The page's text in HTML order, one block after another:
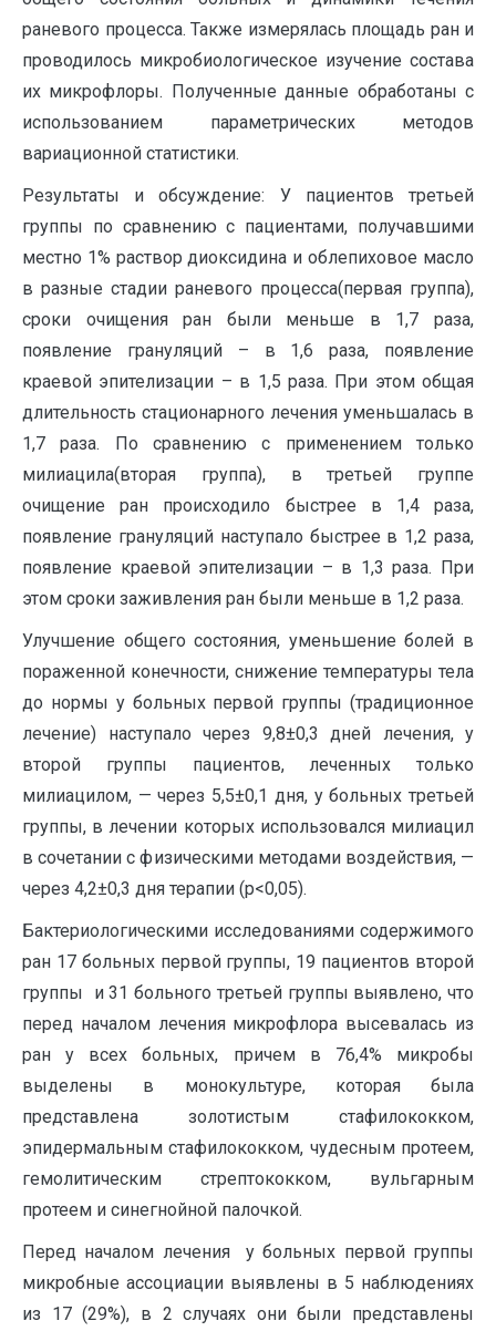
раневого процесса. Также измерялась площадь ран и
проводилось микробиологическое изучение состава
их микрофлоры. Полученные данные обработаны с
использованием параметрических методов
вариационной статистики.
Результаты и обсуждение: У пациентов третьей
группы по сравнению с пациентами, получавшими
местно 1% раствор диоксидина и облепиховое масло
в разные стадии раневого процесса(первая группа),
сроки очищения ран были меньше в 1,7 раза,
появление грануляций – в 1,6 раза, появление
краевой эпителизации – в 1,5 раза. При этом общая
длительность стационарного лечения уменьшалась в
1,7 раза. По сравнению с применением только
милиацила(вторая группа), в третьей группе
очищение ран происходило быстрее в 1,4 раза,
появление грануляций наступало быстрее в 1,2 раза,
появление краевой эпителизации – в 1,3 раза. При
этом сроки заживления ран были меньше в 1,2 раза.
Улучшение общего состояния, уменьшение болей в
пораженной конечности, снижение температуры тела
до нормы у больных первой группы (традиционное
лечение) наступало через 9,8±0,3 дней лечения, у
второй группы пациентов, леченных только
милиацилом, — через 5,5±0,1 дня, у больных третьей
группы, в лечении которых использовался милиацил
в сочетании с физическими методами воздействия, —
через 4,2±0,3 дня терапии (р<0,05).
Бактериологическими исследованиями содержимого
ран 17 больных первой группы, 19 пациентов второй
группы и 31 больного третьей группы выявлено, что
перед началом лечения микрофлора высевалась из
ран у всех больных, причем в 76,4% микробы
выделены в монокультуре, которая была
представлена золотистым стафилококком,
эпидермальным стафилококком, чудесным протеем,
гемолитическим стрептококком, вульгарным
протеем и синегнойной палочкой.
Перед началом лечения у больных первой группы
микробные ассоциации выявлены в 5 наблюдениях
из 17 (29%), в 2 случаях они были представлены